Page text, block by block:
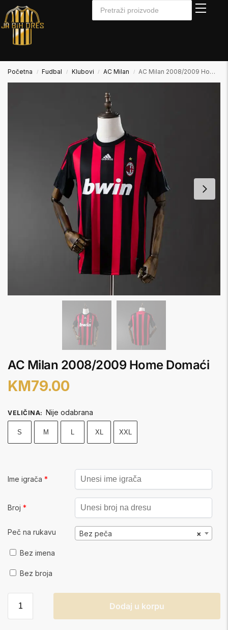
Početna / Fudbal / Klubovi / AC Milan / AC Milan 2008/2009 Home Domaći
AC Milan 2008/2009 Home Domaći
KM79.00
VELIČINA: Nije odabrana
S M L XL XXL
Ime igrača *
Broj *
Peč na rukavu ×
Bez peča
Bez imena
Bez broja
Dodaj u korpu